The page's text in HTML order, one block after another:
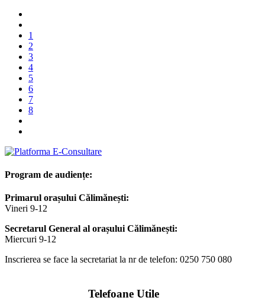
1
2
3
4
5
6
7
8
Program de audiențe:
Primarul orașului Călimănești:
Vineri 9-12
Secretarul General al orașului Călimănești:
Miercuri 9-12
Inscrierea se face la secretariat la nr de telefon: 0250 750 080
Telefoane Utile